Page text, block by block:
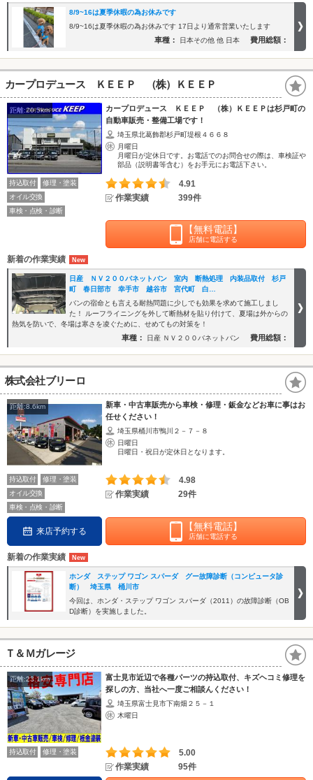
8/9~16は夏季休暇の為お休みです
8/9~16は夏季休暇の為お休みです 17日より通常営業いたします
車種： 日本その他 他 日本 費用総額：
カープロデュース ＫＥＥＰ （株）ＫＥＥＰ
距離:20.5km
カープロデュース ＫＥＥＰ （株）ＫＥＥＰは杉戸町の
自動車販売・整備工場です！
埼玉県北葛飾郡杉戸町堤根４６６８
月曜日
月曜日が定休日です。お電話でのお問合せの際は、車検証や
部品（説明書等含む）をお手元にお電話下さい。
持込取付
修理・塗装
オイル交換
車検・点検・診断
4.91
作業実績
399件
【無料電話】
店舗に電話する
新着の作業実績
日産 ＮＶ２００バネットバン 室内 断熱処理 内装品取付 杉戸
町 春日部市 幸手市 越谷市 宮代町 白…
バンの宿命とも言える耐熱問題に少しでも効果を求めて施工しまし
た！ ルーフライニングを外して断熱材を貼り付けて、夏場は外からの
熱気を防いで、冬場は寒さを凌ぐために、せめてもの対策を！
車種： 日産 ＮＶ２００バネットバン 費用総額：
株式会社ブリーロ
距離:8.6km
新車・中古車販売から車検・修理・鈑金などお車に事はお
任せください！
埼玉県桶川市鴨川２－７－８
日曜日
日曜日・祝日が定休日となります。
持込取付
修理・塗装
オイル交換
車検・点検・診断
4.98
作業実績
29件
来店予約する 【無料電話】
店舗に電話する
新着の作業実績
ホンダ ステップ ワゴン スパーダ グー故障診断（コンピュータ診
断） 埼玉県 桶川市
今回は、ホンダ・ステップ ワゴン スパーダ（2011）の故障診断（OB
D診断）を実施しました。
Ｔ＆Ｍガレージ
距離:23.1km
富士見市近辺で各種パーツの持込取付、キズヘコミ修理を
探しの方、当社へ一度ご相談んください！
埼玉県富士見市下南畑２５－１
木曜日
持込取付 修理・塗装
5.00
作業実績
95件